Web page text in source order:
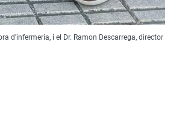
d'infermeria, i el Dr. Ramon Descarrega, director